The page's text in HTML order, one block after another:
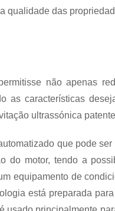
qualidade das
não apenas
as características
ultrassónica
que pode
do motor, tendo a
equipamento de
está preparada